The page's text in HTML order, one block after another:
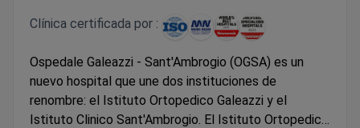
Clínica certificada por :
Ospedale Galeazzi - Sant'Ambrogio (OGSA) es un
nuevo hospital que une dos instituciones de
renombre: el Istituto Ortopedico Galeazzi y el
Istituto Clinico Sant'Ambrogio. El Istituto Ortopedico